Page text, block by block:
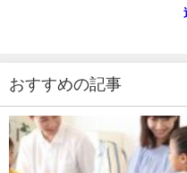
おすすめの記事